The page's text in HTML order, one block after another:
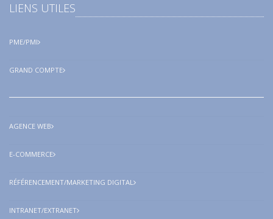
LIENS UTILES
PME/PMI
GRAND COMPTE
AGENCE WEB
E-COMMERCE
RÉFÉRENCEMENT/MARKETING DIGITAL
INTRANET/EXTRANET